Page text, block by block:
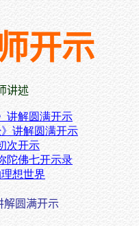
开示
讲述
讲解圆满开示
》讲解圆满开示
次开示
陀佛七开示录
想世界
解圆满开示